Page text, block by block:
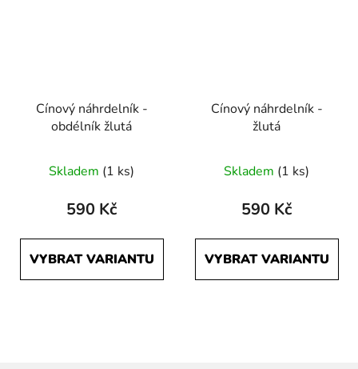
Cínový náhrdelník -
obdélník žlutá
Skladem (1 ks)
590 Kč
VYBRAT VARIANTU
Cínový náhrdelník -
žlutá
Skladem (1 ks)
590 Kč
VYBRAT VARIANTU